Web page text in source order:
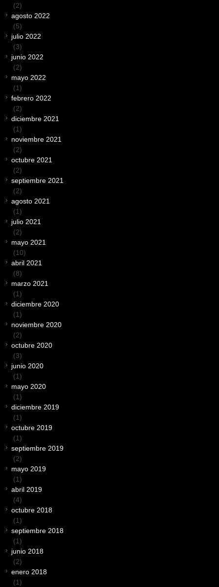
(2)
agosto 2022
(5)
julio 2022
(3)
junio 2022
(2)
mayo 2022
(1)
febrero 2022
(2)
diciembre 2021
(1)
noviembre 2021
(2)
octubre 2021
(2)
septiembre 2021
(2)
agosto 2021
(1)
julio 2021
(2)
mayo 2021
(10)
abril 2021
(8)
marzo 2021
(1)
diciembre 2020
(1)
noviembre 2020
(2)
octubre 2020
(3)
junio 2020
(1)
mayo 2020
(1)
diciembre 2019
(1)
octubre 2019
(1)
septiembre 2019
(2)
mayo 2019
(1)
abril 2019
(4)
octubre 2018
(1)
septiembre 2018
(1)
junio 2018
(2)
enero 2018
(1)